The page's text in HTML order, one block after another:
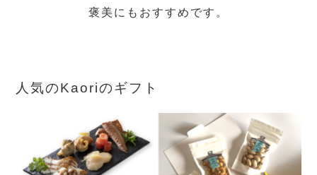
褒美にもおすすめです。
人気のKaoriのギフト